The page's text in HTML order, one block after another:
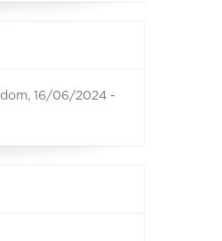
dom, 16/06/2024 -